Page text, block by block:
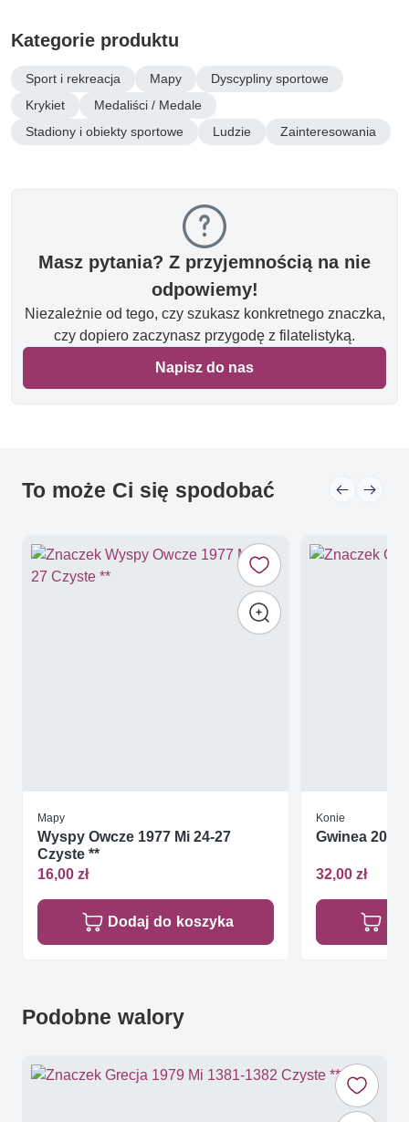
Kategorie produktu
Sport i rekreacja Mapy
Dyscypliny sportowe
Krykiet
Medaliści / Medale
Stadiony i obiekty sportowe
Ludzie Zainteresowania
Masz pytania? Z przyjemnością na nie
odpowiemy!
Niezależnie od tego, czy szukasz konkretnego znaczka,
czy dopiero zaczynasz przygodę z filatelistyką.
Napisz do nas
To może Ci się spodobać
Mapy
Wyspy Owcze 1977 Mi 24-27
Czyste **
16,00 zł
Dodaj do koszyka
Konie
Gwinea 2011
32,00 zł
Podobne walory